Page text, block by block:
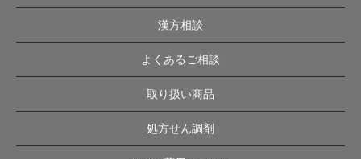
漢方相談
よくあるご相談
取り扱い商品
処方せん調剤